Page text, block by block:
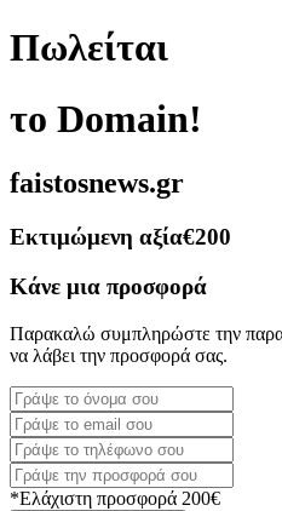
Πωλείται
το Domain!
faistosnews.gr
Εκτιμώμενη αξία€200
Κάνε μια προσφορά
Παρακαλώ συμπληρώστε την
να λάβει την προσφορά σας.
*Ελάχιστη προσφορά 200€